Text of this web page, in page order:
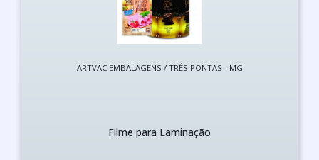
ARTVAC EMBALAGENS / TRÊS PONTAS - MG
Filme para Laminação